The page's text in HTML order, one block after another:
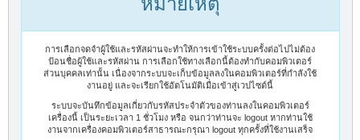
การเลือกจดจำผู้ใช้และรหัสผ่านจะทำให้การเข้าใช้ระบบครั้งต่อไปไม่ต้อง
ป้อนชื่อผู้ใช้และรหัสผ่าน การเลือกใช้ทางเลือกนี้ต้องทำกับคอมพิวเตอร์
ส่วนบุคคลเท่านั้น เนื่องจากระบบจะเก็บข้อมูลลงในคอมพิวเตอร์ที่กำลังใช้
งานอยู่ และจะเรียกใช้อัตโนมัติเมื่อเข้าสู่เวปไซต์นี้
ระบบจะบันทึกข้อมูลเกี่ยวกับรหัสประจำตัวของท่านลงในคอมพิวเตอร์
เครื่องนี้ เป็นระยะเวลา 1 ชั่วโมง หรือ จนกว่าท่านจะ logout หากท่านใช้
งานจากเครื่องคอมพิวเตอร์สาธารณะกรุณา logout ทุกครั้งที่ใช้งานเสร็จ